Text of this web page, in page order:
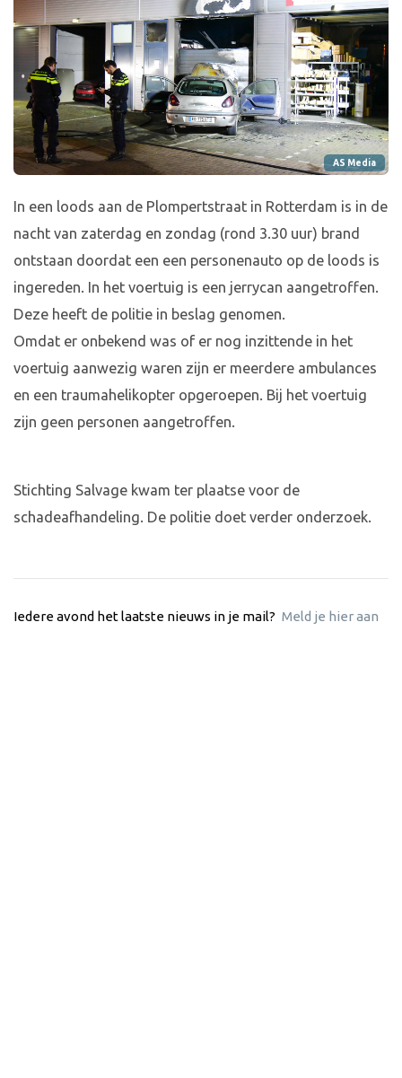
AS Media
In een loods aan de Plompertstraat in Rotterdam is in de
nacht van zaterdag en zondag (rond 3.30 uur) brand
ontstaan doordat een een personenauto op de loods is
ingereden. In het voertuig is een jerrycan aangetroffen.
Deze heeft de politie in beslag genomen.
Omdat er onbekend was of er nog inzittende in het
voertuig aanwezig waren zijn er meerdere ambulances
en een traumahelikopter opgeroepen. Bij het voertuig
zijn geen personen aangetroffen.
Stichting Salvage kwam ter plaatse voor de
schadeafhandeling. De politie doet verder onderzoek.
Iedere avond het laatste nieuws in je mail? Meld je hier aan